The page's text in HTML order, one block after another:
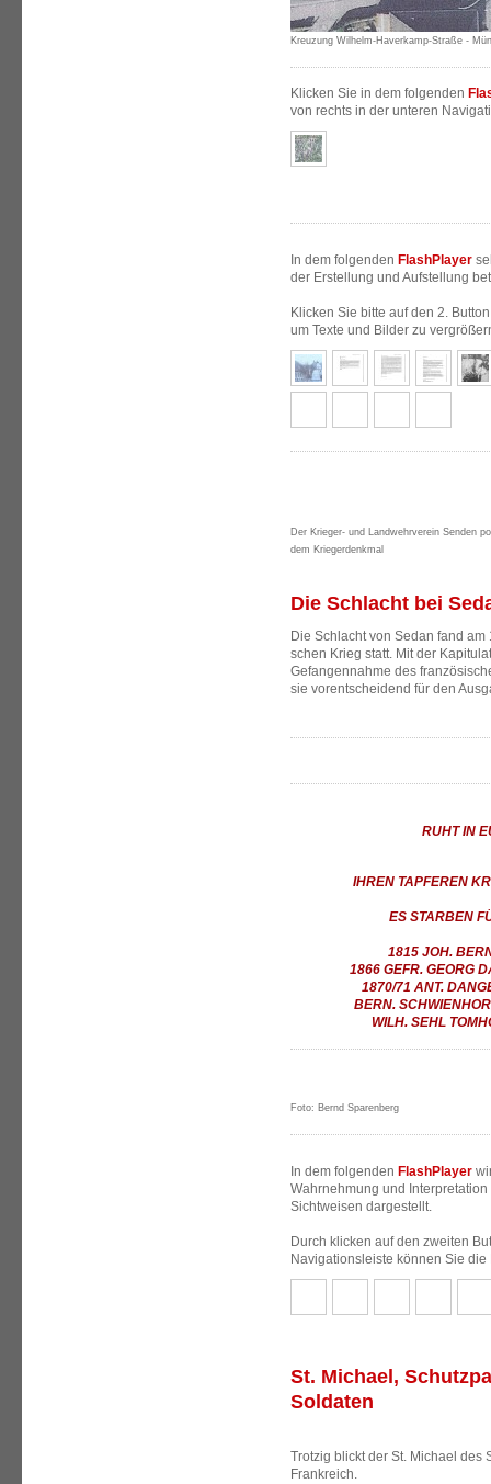
Kreuzung Wilhelm-Haverkamp-Straße -
Klicken Sie in dem folgenden
von rechts in der unteren
In dem folgenden FlashPlayer
der Erstellung und Aufstellung
Klicken Sie bitte auf den 2.
um Texte und Bilder zu
Der Krieger- und Landwehrverein Senden
dem Kriegerdenkmal
Die Schlacht bei
Die Schlacht von Sedan fand
schen Krieg statt. Mit der
Gefangennahme des
sie vorentscheidend für den
RUHT IN
IHREN TAPFEREN
ES STARBEN
1815 JOH.
1866 GEFR. GEORG
1870/71 ANT.
BERN.
WILH. SEHL
Foto: Bernd Sparenberg
In dem folgenden FlashPlayer
Wahrnehmung und
Sichtweisen dargestellt.
Durch klicken auf den zweiten
Navigationsleiste können Sie die
St. Michael,
Soldaten
Trotzig blickt der St. Michael des
Frankreich.